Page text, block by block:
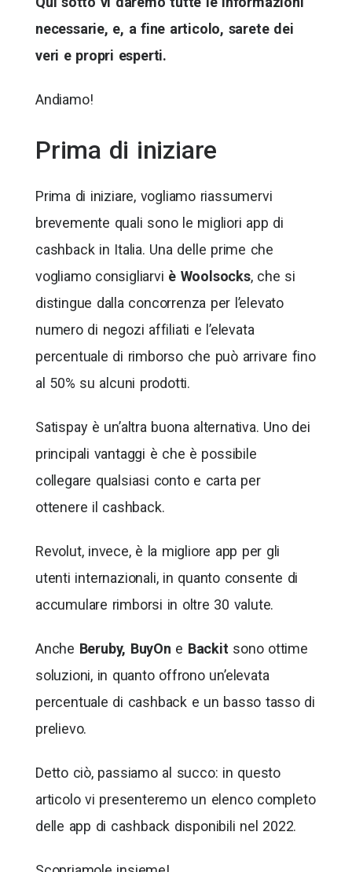
necessarie, e, a fine articolo, sarete dei
veri e propri esperti.
Andiamo!
Prima di iniziare
Prima di iniziare, vogliamo riassumervi
brevemente quali sono le migliori app di
cashback in Italia. Una delle prime che
vogliamo consigliarvi è Woolsocks, che si
distingue dalla concorrenza per l’elevato
numero di negozi affiliati e l’elevata
percentuale di rimborso che può arrivare fino
al 50% su alcuni prodotti.
Satispay è un’altra buona alternativa. Uno dei
principali vantaggi è che è possibile
collegare qualsiasi conto e carta per
ottenere il cashback.
Revolut, invece, è la migliore app per gli
utenti internazionali, in quanto consente di
accumulare rimborsi in oltre 30 valute.
Anche Beruby, BuyOn e Backitsono ottime
soluzioni, in quanto offrono un’elevata
percentuale di cashback e un basso tasso di
prelievo.
Detto ciò, passiamo al succo: in questo
articolo vi presenteremo un elenco completo
delle app di cashback disponibili nel 2022.